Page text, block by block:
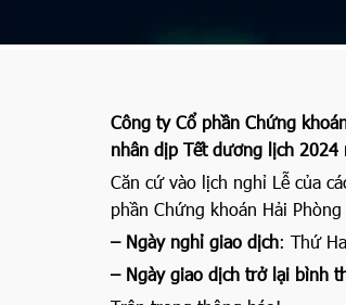
Công ty Cổ phần Chứng
nhân dịp Tết dương lịch 2024
Căn cứ vào lịch nghỉ Lễ của
phần Chứng khoán Hải
– Ngày nghỉ giao dịch: Thứ
– Ngày giao dịch trở lại bình